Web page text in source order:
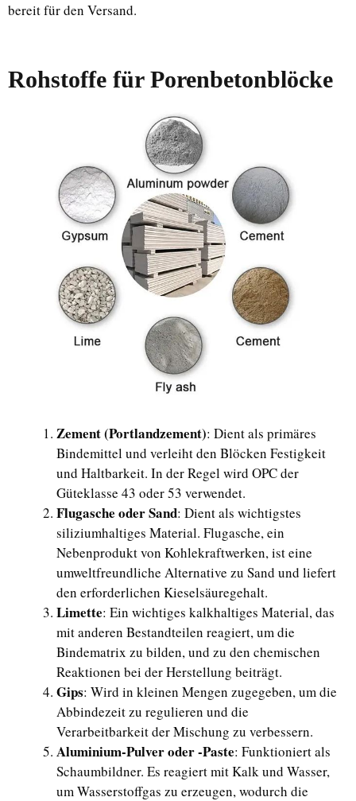
bereit für den Versand.
Rohstoffe für Porenbetonblöcke
Zement (Portlandzement): Dient als primäres
Bindemittel und verleiht den Blöcken Festigkeit
und Haltbarkeit. In der Regel wird OPC der
Güteklasse 43 oder 53 verwendet.
Flugasche oder Sand: Dient als wichtigstes
siliziumhaltiges Material. Flugasche, ein
Nebenprodukt von Kohlekraftwerken, ist eine
umweltfreundliche Alternative zu Sand und liefert
den erforderlichen Kieselsäuregehalt.
Limette: Ein wichtiges kalkhaltiges Material, das
mit anderen Bestandteilen reagiert, um die
Bindematrix zu bilden, und zu den chemischen
Reaktionen bei der Herstellung beiträgt.
Gips: Wird in kleinen Mengen zugegeben, um die
Abbindezeit zu regulieren und die
Verarbeitbarkeit der Mischung zu verbessern.
Aluminium-Pulver oder -Paste: Funktioniert als
Schaumbildner. Es reagiert mit Kalk und Wasser,
um Wasserstoffgas zu erzeugen, wodurch die